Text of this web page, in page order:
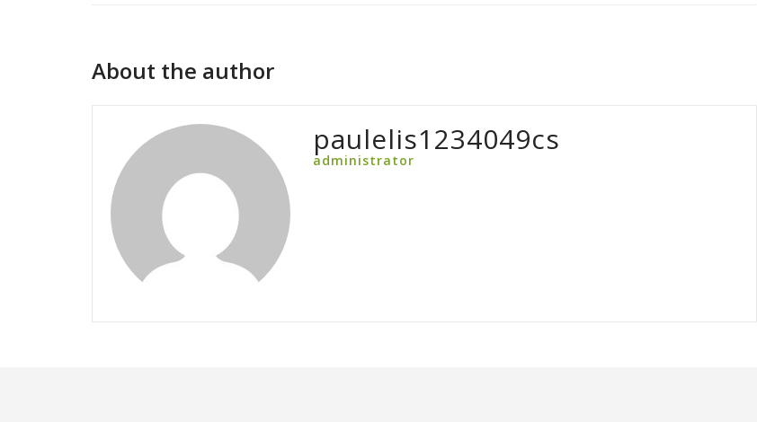
About the author
paulelis1234049cs
administrator